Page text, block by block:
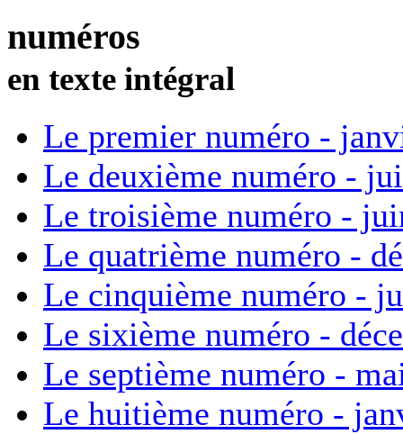
numéros
en texte intégral
Le premier numéro -
Le deuxième numéro -
Le troisième numéro -
Le quatrième numéro -
Le cinquième numéro -
Le sixième numéro -
Le septième numéro -
Le huitième numéro -